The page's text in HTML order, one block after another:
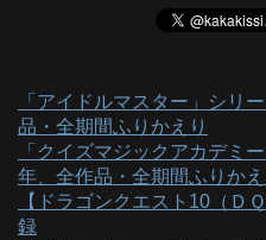
「アイドルマスター」シ
品・全期間ふりかえり
「クイズマジックアカデ
年、全作品・全期間ふりかえ
【ドラゴンクエスト10（Ｄ
録